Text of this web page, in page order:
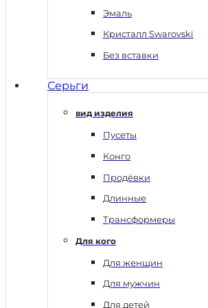
Эмаль
Кристалл Swarovski
Без вставки
Серьги
вид изделия
Пусеты
Конго
Продёвки
Длинные
Трансформеры
Для кого
Для женщин
Для мужчин
Для детей